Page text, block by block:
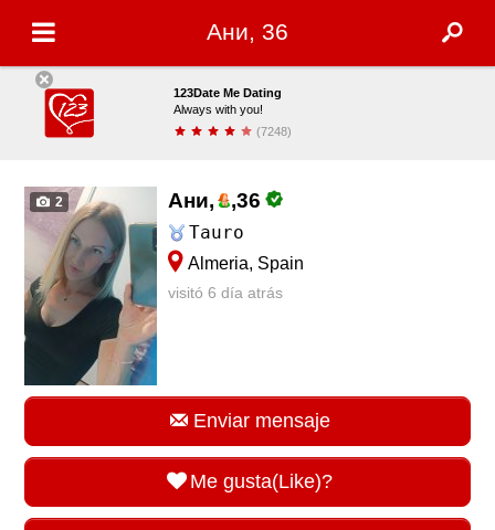
Ани, 36
123Date Me Dating
Always with you!
(7248)
2
Ани, ,36
Tauro
Almeria, Spain
visitó 6 día atrás
Enviar mensaje
Me gusta(Like)?